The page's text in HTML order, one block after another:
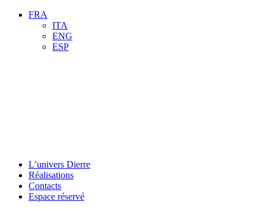
FRA
ITA
ENG
ESP
L’univers Dierre
Réalisations
Contacts
Espace réservé